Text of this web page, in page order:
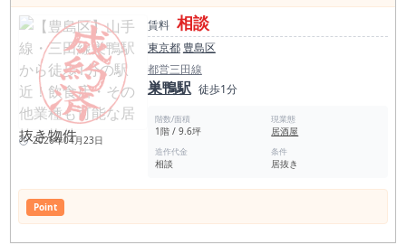
2026年04月23日
賃料 相談
東京都 豊島区
都営三田線
巣鴨駅 徒歩1分
階数/面積
1階 / 9.6坪
現業態
居酒屋
造作代金
相談
条件
居抜き
Point